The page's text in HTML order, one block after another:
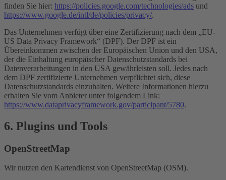
finden Sie hier: https://policies.google.com/technologies/ads und
https://www.google.de/intl/de/policies/privacy/.
Das Unternehmen verfügt über eine Zertifizierung nach dem „EU-
US Data Privacy Framework“ (DPF). Der DPF ist ein
Übereinkommen zwischen der Europäischen Union und den USA,
der die Einhaltung europäischer Datenschutzstandards bei
Datenverarbeitungen in den USA gewährleisten soll. Jedes nach
dem DPF zertifizierte Unternehmen verpflichtet sich, diese
Datenschutzstandards einzuhalten. Weitere Informationen hierzu
erhalten Sie vom Anbieter unter folgendem Link:
https://www.dataprivacyframework.gov/participant/5780.
6. Plugins und Tools
OpenStreetMap
Wir nutzen den Kartendienst von OpenStreetMap (OSM).